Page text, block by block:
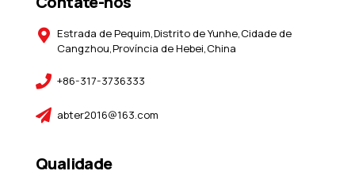
Estrada de Pequim,Distrito de Yunhe,Cidade de
Cangzhou,Província de Hebei,China
+86-317-3736333
abter2016@163.com
Qualidade